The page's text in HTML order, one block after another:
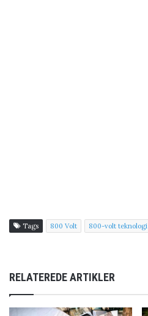
Tags 800 Volt 800-volt teknologi
RELATEREDE ARTIKLER